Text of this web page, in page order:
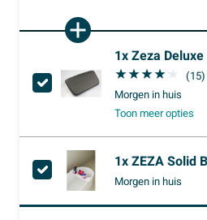
1xZeza Deluxe
(15)
Morgen in huis
Toon meer opties
1xZEZA Solid Badrek -
Morgen in huis